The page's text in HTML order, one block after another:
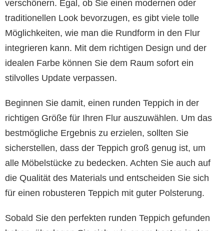
verschönern. Egal, ob Sie einen modernen oder
traditionellen Look bevorzugen, es gibt viele tolle
Möglichkeiten, wie man die Rundform in den Flur
integrieren kann. Mit dem richtigen Design und der
idealen Farbe können Sie dem Raum sofort ein
stilvolles Update verpassen.
Beginnen Sie damit, einen runden Teppich in der
richtigen Größe für Ihren Flur auszuwählen. Um das
bestmögliche Ergebnis zu erzielen, sollten Sie
sicherstellen, dass der Teppich groß genug ist, um
alle Möbelstücke zu bedecken. Achten Sie auch auf
die Qualität des Materials und entscheiden Sie sich
für einen robusteren Teppich mit guter Polsterung.
Sobald Sie den perfekten runden Teppich gefunden